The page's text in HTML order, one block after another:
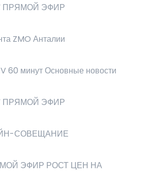
ПРЯМОЙ ЭФИР
ZMO Анталии
60 минут Основные новости
ПРЯМОЙ ЭФИР
СОВЕЩАНИЕ
ЭФИР РОСТ ЦЕН НА